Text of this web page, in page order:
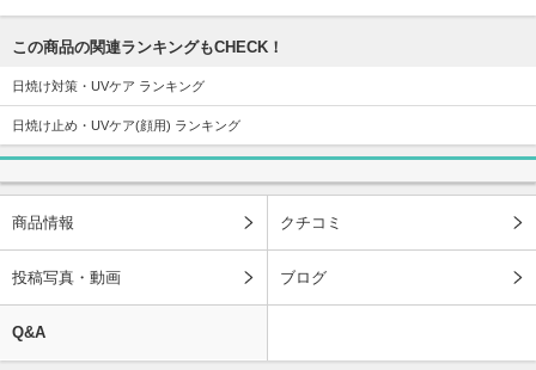
この商品の関連ランキングもCHECK！
日焼け対策・UVケア ランキング
日焼け止め・UVケア(顔用) ランキング
商品情報 クチコミ
投稿写真・動画 ブログ
Q&A